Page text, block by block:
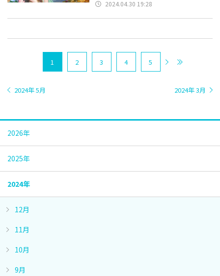
2024.04.30 19:28
1 2 3 4 5
2024年 5月 2024年 3月
2026年
2025年
2024年
12月
11月
10月
9月